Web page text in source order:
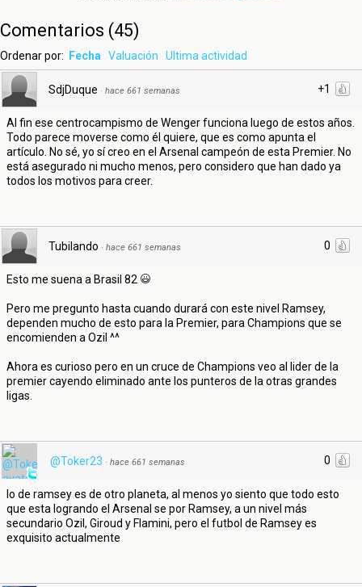
Comentarios (45)
Ordenar por: Fecha Valuación Ultima actividad
+1
SdjDuque · hace 661 semanas
Al fin ese centrocampismo de Wenger funciona luego de estos años.
Todo parece moverse como él quiere, que es como apunta el
artículo. No sé, yo sí creo en el Arsenal campeón de esta Premier. No
está asegurado ni mucho menos, pero considero que han dado ya
todos los motivos para creer.
0
Tubilando · hace 661 semanas
Esto me suena a Brasil 82
Pero me pregunto hasta cuando durará con este nivel Ramsey,
dependen mucho de esto para la Premier, para Champions que se
encomienden a Ozil ^^
Ahora es curioso pero en un cruce de Champions veo al lider de la
premier cayendo eliminado ante los punteros de la otras grandes
ligas.
0
@Toker23 · hace 661 semanas
lo de ramsey es de otro planeta, al menos yo siento que todo esto
que esta logrando el Arsenal se por Ramsey, a un nivel más
secundario Ozil, Giroud y Flamini, pero el futbol de Ramsey es
exquisito actualmente